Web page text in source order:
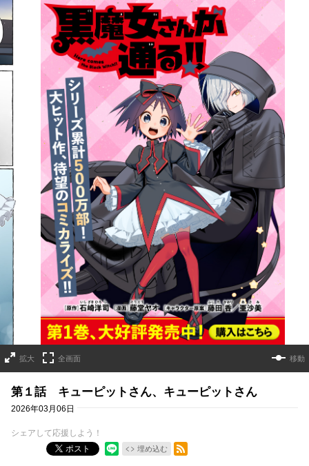
詳細ページへのリンク
拡大 全画面 移動
第１話 キューピットさん、キューピットさん
2026年03月06日
シェアして応援しよう！
ポスト
埋め込む
RSSフィード